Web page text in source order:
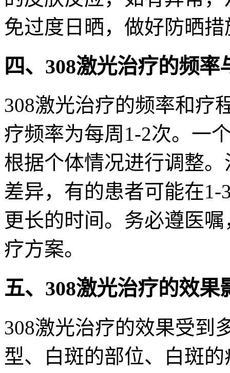
免过度日晒，做好防晒措
四、308激光治疗的频率
308激光治疗的频率和疗
疗频率为每周1-2次。一
根据个体情况进行调整
差异，有的患者可能在
更长的时间。务必遵医
疗方案。
五、308激光治疗的效果
308激光治疗的效果受到
型、白斑的部位、白斑